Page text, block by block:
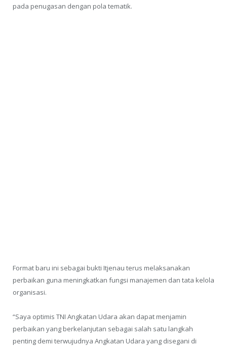
pada penugasan dengan pola tematik.
Format baru ini sebagai bukti Itjenau terus melaksanakan
perbaikan guna meningkatkan fungsi manajemen dan tata kelola
organisasi.
“Saya optimis TNI Angkatan Udara akan dapat menjamin
perbaikan yang berkelanjutan sebagai salah satu langkah
penting demi terwujudnya Angkatan Udara yang disegani di